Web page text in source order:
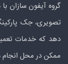
گروه آیفون سازان
تصویری، جک
دهد که خدمات
ممکن در محل